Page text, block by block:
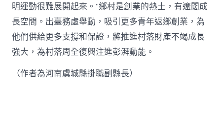
明運動很難展開起來。”鄉村是創業的熱土，有遼闊成
長空間。出臺務虛舉動，吸引更多青年返鄉創業，為
他們供給更多支撐和保證，將推進村落財產不竭成長
強大，為村落周全復興注進彭湃動能。
（作者為河南虞城縣掛職副縣長）